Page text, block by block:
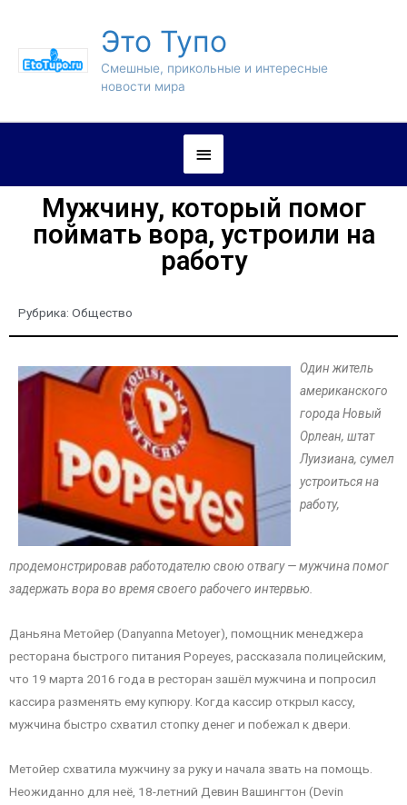
Это Тупо
Смешные, прикольные и интересные
новости мира
Мужчину, который помог
поймать вора, устроили на
работу
Рубрика: Общество
Один житель
американского
города Новый
Орлеан, штат
Луизиана, сумел
устроиться на
работу,
продемонстрировав работодателю свою отвагу — мужчина помог
задержать вора во время своего рабочего интервью.
Даньяна Метойер (Danyanna Metoyer), помощник менеджера
ресторана быстрого питания Popeyes, рассказала полицейским,
что 19 марта 2016 года в ресторан зашёл мужчина и попросил
кассира разменять ему купюру. Когда кассир открыл кассу,
мужчина быстро схватил стопку денег и побежал к двери.
Метойер схватила мужчину за руку и начала звать на помощь.
Неожиданно для неё, 18-летний Девин Вашингтон (Devin